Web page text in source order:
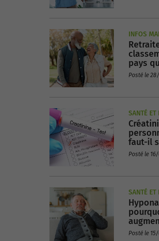
INFOS
pays
de
Posté le
SANTÉ ET
faut-il
Posté le
SANTÉ ET
chez
Posté le